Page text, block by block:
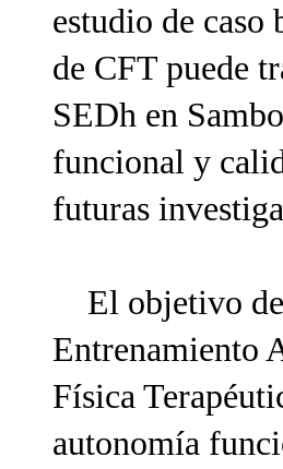
estudio de caso
de CFT puede
SEDh en
funcional y
futuras
El objetivo de
Entrenamiento
Física
autonomía